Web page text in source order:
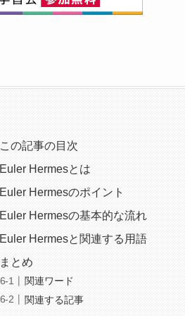
この記事の目次
Euler Hermesとは
Euler Hermesのポイント
Euler Hermesの基本的な流れ
Euler Hermesと関連する用語
まとめ
関連ワード
関連する記事